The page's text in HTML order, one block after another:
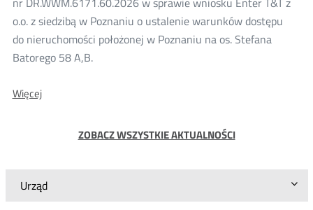
Urząd
z
siedzibą
w
Poznaniu
o.o. z siedzibą w Poznaniu o ustalenie warunków dostępu
do nieruchomości położonej w Poznaniu na os. Stefana
Batorego 58 A,B.
WięcejO:
projektu
dla
Enter
ZOBACZ WSZYSTKIE AKTUALNOŚCI